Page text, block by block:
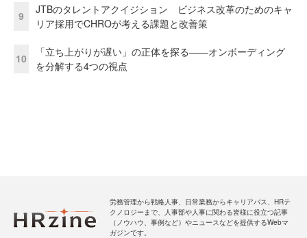
9
JTBのタレントアクイジション ビジネス改革のためのキャ
リア採用でCHROが考える課題と改善策
10
「立ち上がりが遅い」の正体を探る——オンボーディング
を分解する4つの視点
労務管理から戦略人事、日常業務からキャリアパス、HRテ
クノロジーまで、人事部や人事に関わる皆様に役立つ記事
（ノウハウ、事例など）やニュースなどを提供するWebマ
ガジンです。